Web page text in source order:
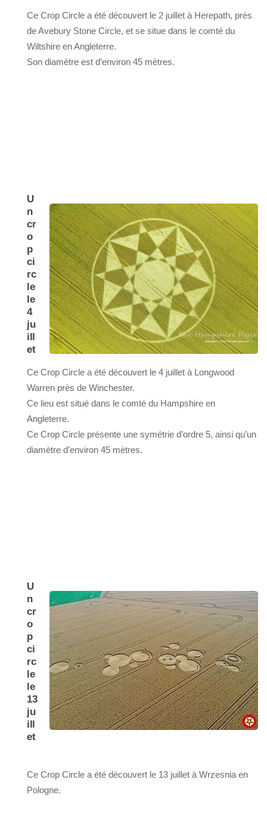
Ce Crop Circle a été découvert le 2 juillet à Herepath, près
de Avebury Stone Circle, et se situe dans le comté du
Wiltshire en Angleterre.
Son diamètre est d’environ 45 mètres.
U
n
cr
o
p
ci
rc
le
le
4
ju
ill
et
Ce Crop Circle a été découvert le 4 juillet à Longwood
Warren près de Winchester.
Ce lieu est situé dans le comté du Hampshire en
Angleterre.
Ce Crop Circle présente une symétrie d’ordre 5, ainsi qu’un
diamètre d’environ 45 mètres.
U
n
cr
o
p
ci
rc
le
le
13
ju
ill
et
Ce Crop Circle a été découvert le 13 juillet à Wrzesnia en
Pologne.